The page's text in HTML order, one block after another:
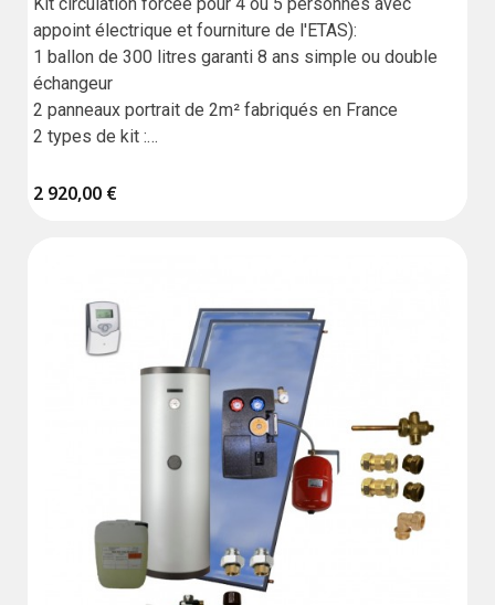
appoint électrique et fourniture de l'ETAS):
1 ballon de 300 litres garanti 8 ans simple ou double
échangeur
2 panneaux portrait de 2m² fabriqués en France
2 types de kit :
2 920,00 €